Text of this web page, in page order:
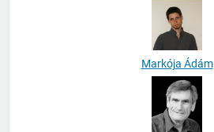
Markója Ádám